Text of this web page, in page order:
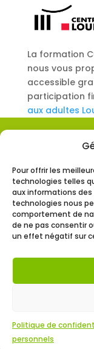
Pour offrir les
technologies telles
aux informations des
technologies nous
comportement de
de ne pas consentir
un effet négatif sur
Politique de
personnels
La formation
nous vous
accessible
participation
aux adultes
Consultez
de protection
Abonnez-
Nous joindre
Tous droits